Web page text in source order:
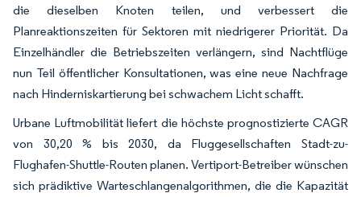
die dieselben Knoten teilen, und verbessert die
Planreaktionszeiten für Sektoren mit niedrigerer Priorität. Da
Einzelhändler die Betriebszeiten verlängern, sind Nachtflüge
nun Teil öffentlicher Konsultationen, was eine neue Nachfrage
nach Hinderniskartierung bei schwachem Licht schafft.
Urbane Luftmobilität liefert die höchste prognostizierte CAGR
von 30,20 % bis 2030, da Fluggesellschaften Stadt-zu-
Flughafen-Shuttle-Routen planen. Vertiport-Betreiber wünschen
sich prädiktive Warteschlangenalgorithmen, die die Kapazität